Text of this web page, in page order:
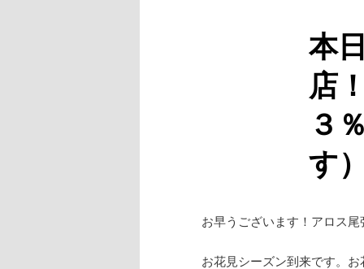
本
店
３
す
お早うございます！アロス
お花見シーズン到来です。